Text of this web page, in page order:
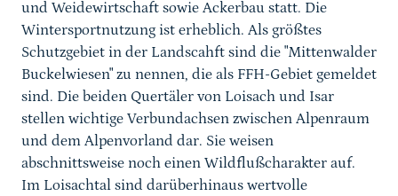
und Weidewirtschaft sowie Ackerbau statt. Die
Wintersportnutzung ist erheblich. Als größtes
Schutzgebiet in der Landscahft sind die "Mittenwalder
Buckelwiesen" zu nennen, die als FFH-Gebiet gemeldet
sind. Die beiden Quertäler von Loisach und Isar
stellen wichtige Verbundachsen zwischen Alpenraum
und dem Alpenvorland dar. Sie weisen
abschnittsweise noch einen Wildflußcharakter auf.
Im Loisachtal sind darüberhinaus wertvolle